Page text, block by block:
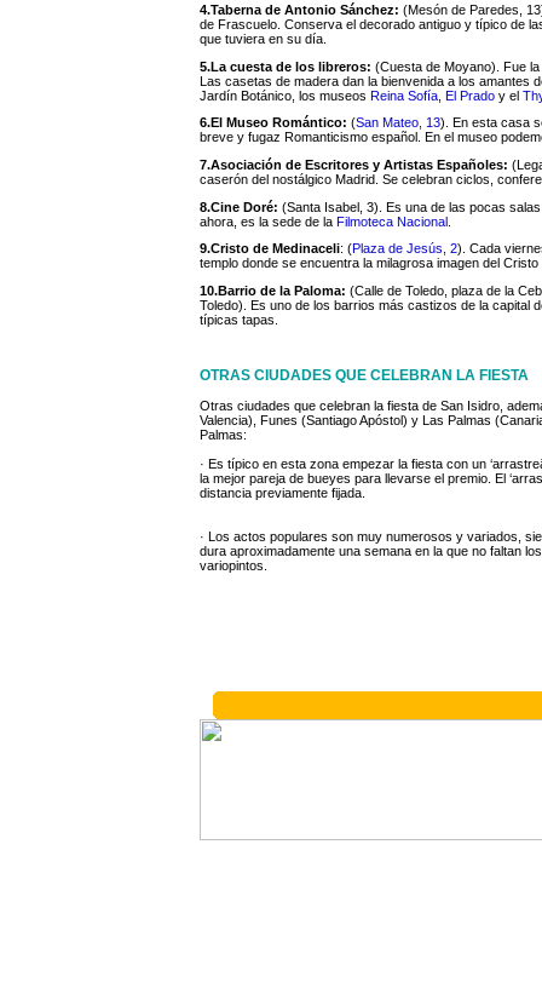
4.Taberna de Antonio Sánchez: (Mesón de Paredes,
de Frascuelo. Conserva el decorado antiguo y típico de
que tuviera en su día.
5.La cuesta de los libreros: (Cuesta de Moyano). Fue
Las casetas de madera dan la bienvenida a los amantes
Jardín Botánico, los museos Reina Sofía El Prado y el
6.El Museo Romántico: (San Mateo, 13). En esta casa
breve y fugaz Romanticismo español. En el museo
7.Asociación de Escritores y Artistas Españoles:
caserón del nostálgico Madrid. Se celebran ciclos,
8.Cine Doré: (Santa Isabel, 3). Es una de las pocas
ahora, es la sede de la Filmoteca Nacional
9.Cristo de Medinaceli: (Plaza de Jesús, 2). Cada
templo donde se encuentra la milagrosa imagen del
10.Barrio de la Paloma: (Calle de Toledo, plaza de la
Toledo). Es uno de los barrios más castizos de la capital
típicas tapas.
OTRAS CIUDADES QUE CELEBRAN LA FIESTA
Otras ciudades que celebran la fiesta de San Isidro,
Valencia), Funes (Santiago Apóstol) y Las Palmas
Palmas:
· Es típico en esta zona empezar la fiesta con un
la mejor pareja de bueyes para llevarse el premio. El
distancia previamente fijada.
· Los actos populares son muy numerosos y variados,
dura aproximadamente una semana en la que no faltan
variopintos.